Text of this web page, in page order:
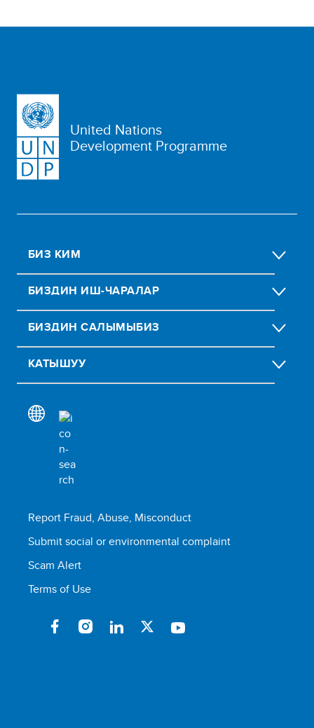
United Nations
Development Programme
БИЗ КИМ
БИЗДИН ИШ-ЧАРАЛАР
БИЗДИН CАЛЫМЫБИЗ
КАТЫШУУ
Report Fraud, Abuse, Misconduct
Submit social or environmental complaint
Scam Alert
Terms of Use